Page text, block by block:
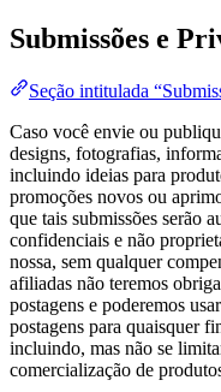
Submissões e
Seção intitulada
Caso você envie ou
designs, fotografias,
incluindo ideias para
promoções novos ou
que tais submissões serão
confidenciais e não
nossa, sem qualquer
afiliadas não teremos
postagens e poderemos
postagens para quaisquer
incluindo, mas não se
comercialização de